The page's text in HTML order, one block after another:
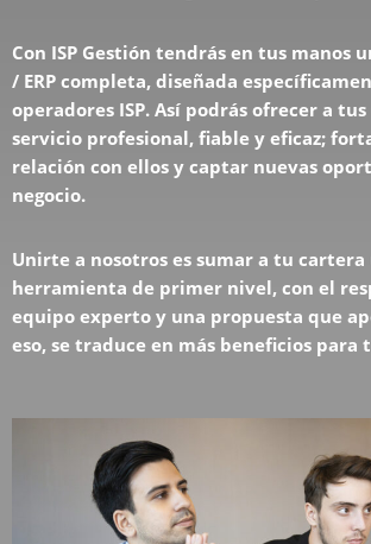
Con ISP Gestión tendrás en tus manos
/ ERP completa, diseñada
operadores ISP. Así podrás ofrecer a
servicio profesional, fiable y eficaz;
relación con ellos y captar nuevas
negocio.
Unirte a nosotros es sumar a tu cartera
herramienta de primer nivel, con el
equipo experto y una propuesta que
eso, se traduce en más beneficios para